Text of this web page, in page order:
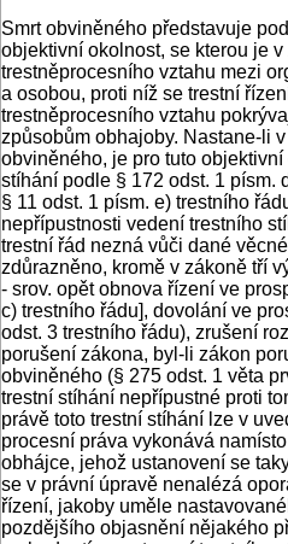
Smrt obviněného představuje
objektivní okolnost, se kterou je
trestněprocesního vztahu mezi
a osobou, proti níž se trestní
trestněprocesního vztahu
způsobům obhajoby. Nastane-li
obviněného, je pro tuto
stíhání podle § 172 odst. 1 písm.
§ 11 odst. 1 písm. e) trestního
nepřípustnosti vedení trestního
trestní řád nezná vůči dané
zdůrazněno, kromě v zákoně tří
- srov. opět obnova řízení ve
c) trestního řádu], dovolání ve
odst. 3 trestního řádu), zrušení
porušení zákona, byl-li zákon
obviněného (§ 275 odst. 1 věta
trestní stíhání nepřípustné proti
právě toto trestní stíhání lze v
procesní práva vykonává
obhájce, jehož ustanovení se
se v právní úpravě nenalézá
řízení, jakoby uměle
pozdějšího objasnění nějakého